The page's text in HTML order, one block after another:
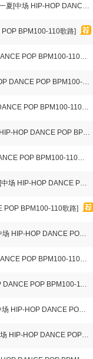
036、DP龙猪,Swei水,Rays陈袁 - 风吹一夏[中场 HIP-HOP DANCE POP BPM100-110歌路]
BPM100-110歌路]
034、法老 - 百变酒精[中场 HIP-HOP DANCE POP BPM100-110歌路]
033、李尔新 - 明天不喝酒[中场 HIP-HOP DANCE POP BPM100-110歌路]
032、AnsrJ,Ty. - 救命 [中场 HIP-HOP DANCE POP BPM100-110歌路]
031、逃跑计划 - 夜空中最亮的星[中场 HIP-HOP DANCE POP BPM100-110歌路]
030、孤独面店-GaLi[中场 HIP-HOP DANCE POP BPM100-110歌路]
029、沙一汀EL - red lips（被我蒙对）[中场 HIP-HOP DANCE POP BPM100-110歌路]
POP BPM100-110歌路]
027、无限火力,MoonVibe Beatz - 她[中场 HIP-HOP DANCE POP BPM100-110歌路]
026、邓典 - 神魂颠倒[中场 HIP-HOP DANCE POP BPM100-110歌路]
025、MC Hotdog - 海洋[中场 HIP-HOP DANCE POP BPM100-110歌路]
024、永彬Ryan_B - 放个大招给你看[中场 HIP-HOP DANCE POP BPM100-110歌路]
023、G.G(张思源) - 小可爱与小领带[中场 HIP-HOP DANCE POP BPM100-110歌路]